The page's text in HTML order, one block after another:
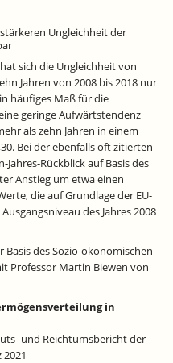
Ungleichheit der
sich die Ungleichheit von
Jahren von 2008 bis 2018 nur
häufiges Maß für die
geringe Aufwärtstendenz
als zehn Jahren in einem
Bei der ebenfalls oft zitierten
Rückblick auf Basis des
Anstieg um etwa einen
die auf Grundlage der EU-
des Jahres 2008
Basis des Sozio-ökonomischen
Professor Martin Biewen von
in
und Reichtumsbericht der